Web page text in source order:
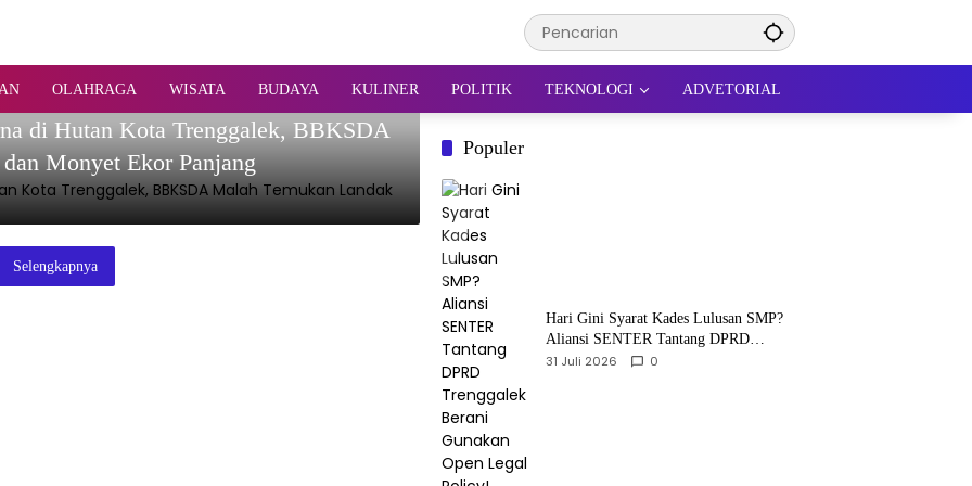
OLAHRAGA WISATA BUDAYA KULINER POLITIK TEKNOLOGI ADVETORIAL
di Hutan Kota Trenggalek, BBKSDA
Monyet Ekor Panjang
Selengkapnya
Populer
Hari Gini Syarat Kades Lulusan SMP?
Aliansi SENTER Tantang DPRD
Trenggalek Berani Gunakan Open Legal
31 Juli 2026 0